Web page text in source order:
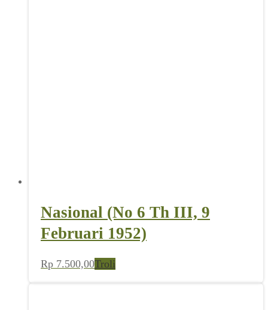
Nasional (No 6 Th III, 9
Februari 1952)
Rp 7.500,00Troli